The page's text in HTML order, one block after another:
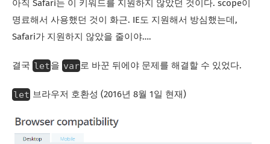
아직 Safari는 이 키워드를 지원하지 않았던 것이다. scope이
명료해서 사용했던 것이 화근. IE도 지원해서 방심했는데,
Safari가 지원하지 않았을 줄이야….
결국 let 을 var로 바꾼 뒤에야 문제를 해결할 수 있었다.
let 브라우저 호환성 (2016년 8월 1일 현재)